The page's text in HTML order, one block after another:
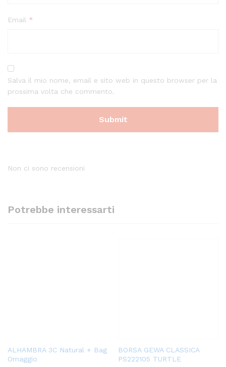
Email *
Salva il mio nome, email e sito web in questo browser per la
prossima volta che commento.
Non ci sono recensioni
Potrebbe interessarti
ALHAMBRA 3C Natural + Bag
Omaggio
BORSA GEWA CLASSICA
PS222105 TURTLE